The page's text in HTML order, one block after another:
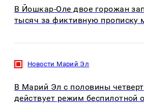
В Йошкар-Оле двое горожан
тысяч за фиктивную прописку
Новости Марий Эл
В Марий Эл с половины
действует режим беспилотной